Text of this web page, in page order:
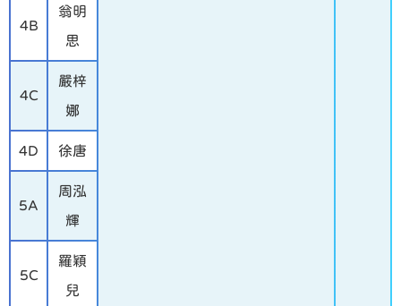
4B
翁明
思
4C
嚴梓
娜
4D 徐唐
5A
周泓
輝
5C
羅穎
兒